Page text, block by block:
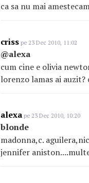
ca sa nu mai
criss pe 23 Dec 2010, 11:02
@alexa
cum cine e olivia
lorenzo lamas ai
alexa pe 23 Dec 2010, 10:20
blonde
madonna,c.
jennifer